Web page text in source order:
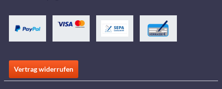
Vertrag widerrufen